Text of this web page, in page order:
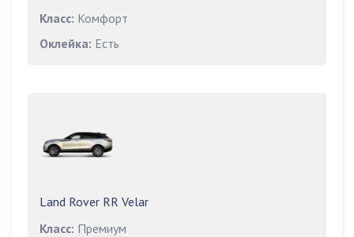
Класс: Комфорт
Оклейка: Есть
Land Rover RR Velar
Класс: Премиум